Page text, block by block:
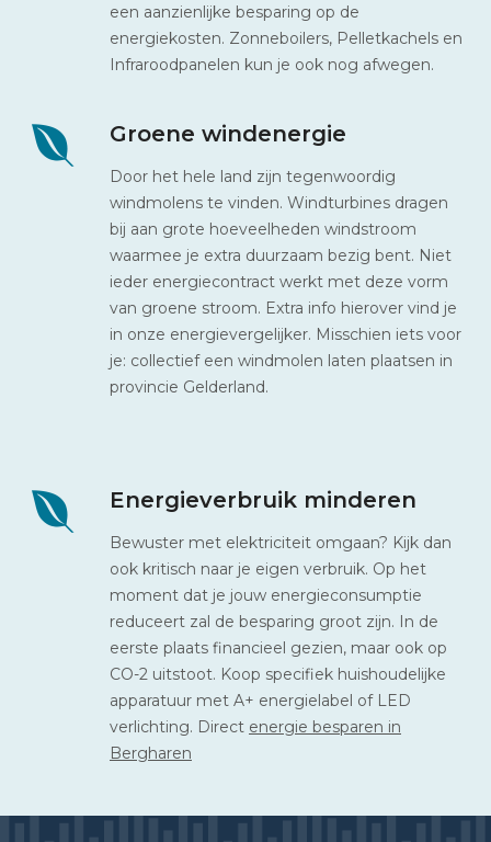
een aanzienlijke besparing op de
energiekosten. Zonneboilers, Pelletkachels en
Infraroodpanelen kun je ook nog afwegen.
Groene windenergie
Door het hele land zijn tegenwoordig
windmolens te vinden. Windturbines dragen
bij aan grote hoeveelheden windstroom
waarmee je extra duurzaam bezig bent. Niet
ieder energiecontract werkt met deze vorm
van groene stroom. Extra info hierover vind je
in onze energievergelijker. Misschien iets voor
je: collectief een windmolen laten plaatsen in
provincie Gelderland.
Energieverbruik minderen
Bewuster met elektriciteit omgaan? Kijk dan
ook kritisch naar je eigen verbruik. Op het
moment dat je jouw energieconsumptie
reduceert zal de besparing groot zijn. In de
eerste plaats financieel gezien, maar ook op
CO-2 uitstoot. Koop specifiek huishoudelijke
apparatuur met A+ energielabel of LED
verlichting. Direct energie besparen in
Bergharen